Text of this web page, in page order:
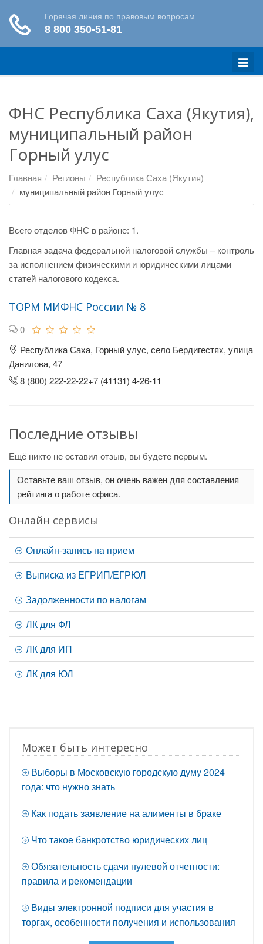
Меню
ФНС Республика Саха (Якутия),
муниципальный район
Горный улус
Главная Регионы
Республика Саха (Якутия)
муниципальный район Горный улус
Всего отделов ФНС в районе: 1.
Главная задача федеральной налоговой службы – контроль
за исполнением физическими и юридическими лицами
статей налогового кодекса.
ТОРМ МИФНС России № 8
0
Республика Саха, Горный улус, село Бердигестях, улица
Данилова, 47
8 (800) 222-22-22+7 (41131) 4-26-11
Последние отзывы
Ещё никто не оставил отзыв, вы будете первым.
Оставьте ваш отзыв, он очень важен для составления
рейтинга о работе офиса.
Онлайн сервисы
Онлайн-запись на прием
Выписка из ЕГРИП/ЕГРЮЛ
Задолженности по налогам
ЛК для ФЛ
ЛК для ИП
ЛК для ЮЛ
Может быть интересно
Выборы в Московскую городскую думу 2024
года: что нужно знать
Как подать заявление на алименты в браке
Что такое банкротство юридических лиц
Обязательность сдачи нулевой отчетности:
правила и рекомендации
Виды электронной подписи для участия в
торгах, особенности получения и использования